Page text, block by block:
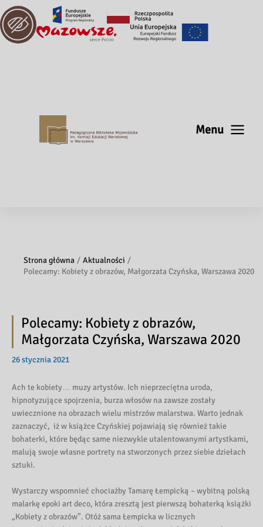
Menu
Strona główna
Aktualności
Polecamy: Kobiety z obrazów, Małgorzata Czyńska, Warszawa 2020
Polecamy: Kobiety z obrazów,
Małgorzata Czyńska, Warszawa 2020
26 stycznia 2021
Ach te kobiety… muzy artystów. Ich nieprzeciętna uroda,
hipnotyzujące spojrzenia, burza włosów na zawsze zostały
uwiecznione na obrazach wielu mistrzów malarstwa. Warto jednak
zaznaczyć, iż w książce Czyńskiej pojawiają się również takie
bohaterki, które będąc same niezwykle utalentowanymi artystkami,
malują swoje własne portrety na stworzonych przez siebie dziełach
sztuki.
Wystarczy wspomnieć chociażby Tamarę Łempicką – wybitną polską
malarkę epoki art deco, która zresztą jest pierwszą bohaterką książki
„Kobiety z obrazów”. Otóż sama Łempicka w licznych